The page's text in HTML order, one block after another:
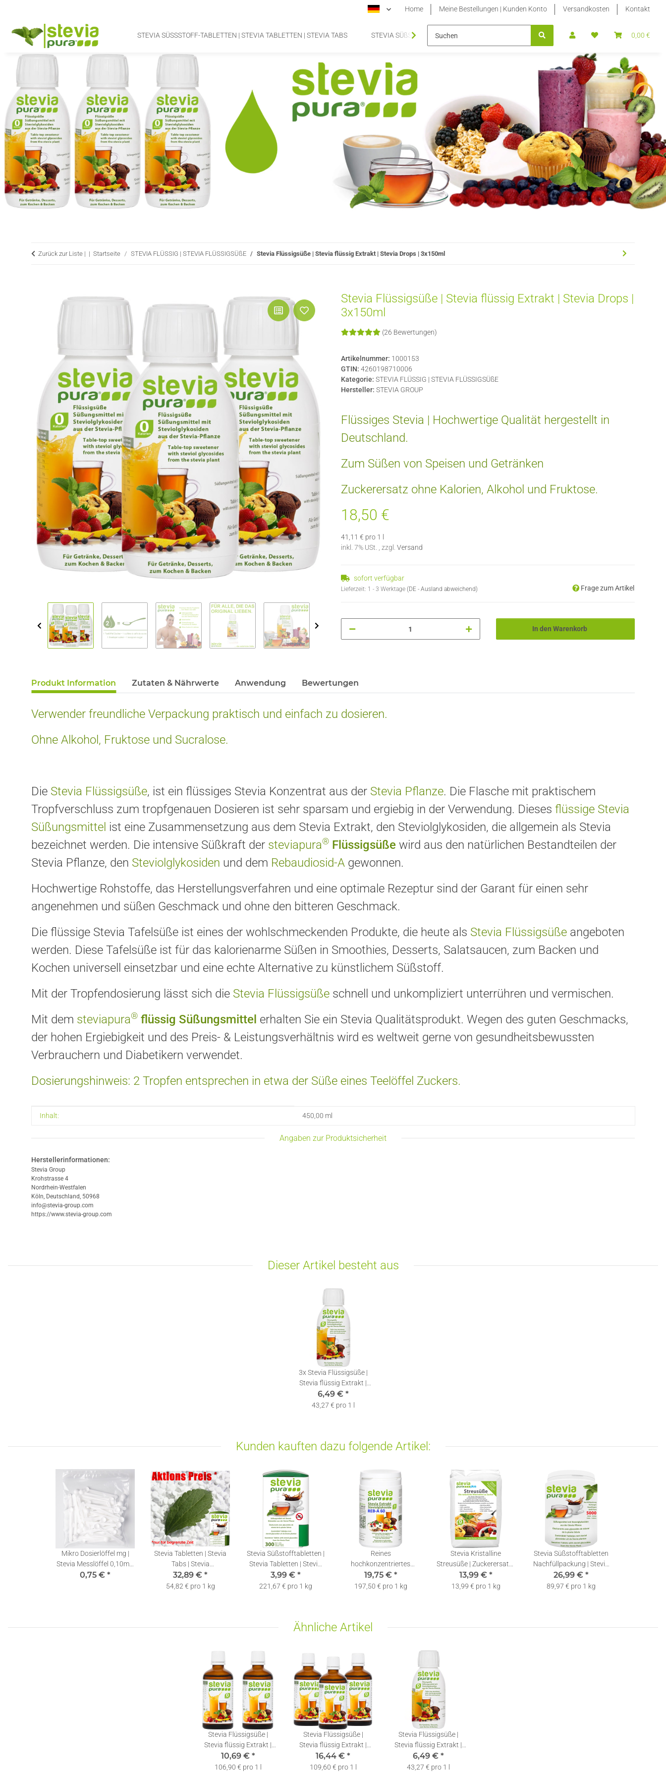
Home Meine Bestellungen | Kunden Konto Versandkosten Kontakt
0,00 €
STEVIA SÜSSSTOFF-TABLETTEN | STEVIA TABLETTEN | STEVIA TABS STEVIA SÜßSTOFFTABLETTEN NACHFÜLLPACKUNGEN STEVIA FLÜSSIG | STEVIA
Zurück zur Liste | Startseite STEVIA FLÜSSIG | STEVIA FLÜSSIGSÜßE Stevia Flüssigsüße | Stevia flüssig Extrakt | Stevia Drops | 3x150ml
Stevia Flüssigsüße | Stevia flüssig Extrakt | Stevia Drops |
3x150ml
(26 Bewertungen)
Artikelnummer: 1000153
GTIN: 4260198710006
Kategorie: STEVIA FLÜSSIG | STEVIA FLÜSSIGSÜßE
Hersteller: STEVIA GROUP
Flüssiges Stevia | Hochwertige Qualität hergestellt in
Deutschland.
Zum Süßen von Speisen und Getränken
Zuckerersatz ohne Kalorien, Alkohol und Fruktose.
18,50 €
41,11 € pro 1 l
inkl. 7% USt. , zzgl. Versand
sofort verfügbar
Lieferzeit: 1 - 3 Werktage (DE - Ausland abweichend) Frage zum Artikel
In den Warenkorb
Produkt Information Zutaten & Nährwerte Anwendung Bewertungen
Verwender freundliche Verpackung praktisch und einfach zu dosieren.
Ohne Alkohol, Fruktose und Sucralose.
Die Stevia Flüssigsüße, ist ein flüssiges Stevia Konzentrat aus der Stevia Pflanze. Die Flasche mit praktischem
Tropfverschluss zum tropfgenauen Dosieren ist sehr sparsam und ergiebig in der Verwendung. Dieses flüssige Stevia
Süßungsmittel ist eine Zusammensetzung aus dem Stevia Extrakt, den Steviolglykosiden, die allgemein als Stevia
bezeichnet werden. Die intensive Süßkraft der steviapura® Flüssigsüße wird aus den natürlichen Bestandteilen der
Stevia Pflanze, den Steviolglykosiden und dem Rebaudiosid-A gewonnen.
Hochwertige Rohstoffe, das Herstellungsverfahren und eine optimale Rezeptur sind der Garant für einen sehr
angenehmen und süßen Geschmack und ohne den bitteren Geschmack.
Die flüssige Stevia Tafelsüße ist eines der wohlschmeckenden Produkte, die heute als Stevia Flüssigsüße angeboten
werden. Diese Tafelsüße ist für das kalorienarme Süßen in Smoothies, Desserts, Salatsaucen, zum Backen und
Kochen universell einsetzbar und eine echte Alternative zu künstlichem Süßstoff.
Mit der Tropfendosierung lässt sich die Stevia Flüssigsüße schnell und unkompliziert unterrühren und vermischen.
Mit dem steviapura® flüssig Süßungsmittel erhalten Sie ein Stevia Qualitätsprodukt. Wegen des guten Geschmacks,
der hohen Ergiebigkeit und des Preis- & Leistungsverhältnis wird es weltweit gerne von gesundheitsbewussten
Verbrauchern und Diabetikern verwendet.
Dosierungshinweis: 2 Tropfen entsprechen in etwa der Süße eines Teelöffel Zuckers.
Produkteigenschaft
Wert
Inhalt: 450,00 ml
Angaben zur Produktsicherheit
Herstellerinformationen:
Stevia Group
Krohstrasse 4
Nordrhein-Westfalen
Köln, Deutschland, 50968
info@stevia-group.com
https://www.stevia-group.com
Dieser Artikel besteht aus
3x Stevia Flüssigsüße |
Stevia flüssig Extrakt |
Stevia Drops | 150ml
6,49 € *
43,27 € pro 1 l
Kunden kauften dazu folgende Artikel:
Mikro Dosierlöffel mg |
Stevia Messlöffel 0,10ml |
1 Stück
0,75 € *
Stevia Tabletten | Stevia
Tabs | Stevia
Süßstofftabletten
Nachfüllpackung | 10000
32,89 € *
54,82 € pro 1 kg
Stevia Süßstofftabletten |
Stevia Tabletten | Stevia
Tabs im Spender | 300
3,99 € *
221,67 € pro 1 kg
Reines
hochkonzentriertes
Stevia Extrakt |
Rebaudiosid A 60% - 100g
19,75 € *
197,50 € pro 1 kg
Stevia Kristalline
Streusüße | Zuckerersatz |
Streusüße mit Erythrit
und Stevia | 1kg
13,99 € *
13,99 € pro 1 kg
Stevia Süßstofftabletten
Nachfüllpackung | Stevia
Tabs | Stevia Tabletten +
Spender | 5000
26,99 € *
89,97 € pro 1 kg
Ähnliche Artikel
Stevia Flüssigsüße |
Stevia flüssig Extrakt |
Stevia Drops | 2x50ml
10,69 € *
106,90 € pro 1 l
Stevia Flüssigsüße |
Stevia flüssig Extrakt |
Stevia Drops | 3x50ml
16,44 € *
109,60 € pro 1 l
Stevia Flüssigsüße |
Stevia flüssig Extrakt |
Stevia Drops | 150ml
6,49 € *
43,27 € pro 1 l